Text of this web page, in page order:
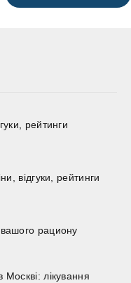
рейтинги
відгуки, рейтинги
рациону
Москві: лікування